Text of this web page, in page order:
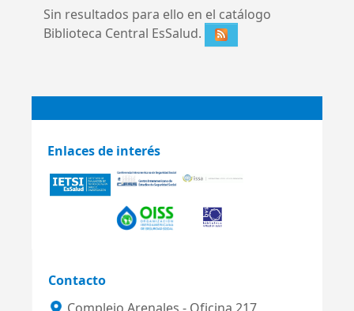
Sin resultados para ello en el catálogo
Biblioteca Central EsSalud.
Enlaces de interés
Contacto